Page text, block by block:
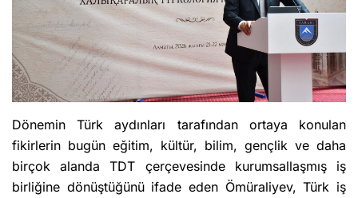
Dönemin Türk aydınları tarafından ortaya konulan
fikirlerin bugün eğitim, kültür, bilim, gençlik ve daha
birçok alanda TDT çerçevesinde kurumsallaşmış iş
birliğine dönüştüğünü ifade eden Ömüraliyev, Türk iş